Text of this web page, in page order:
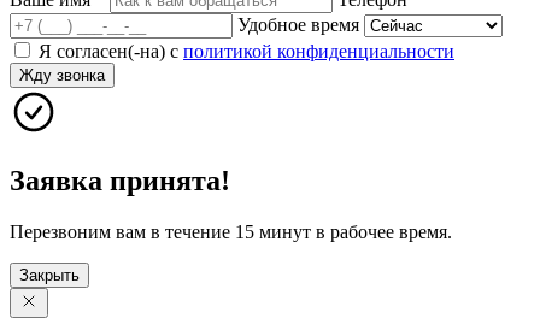
Удобное время
Я согласен(-на) с политикой конфиденциальности
Жду звонка
Заявка принята!
Перезвоним вам в течение 15 минут в рабочее время.
Закрыть